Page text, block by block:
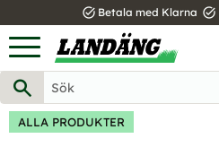
Meny
task_alt Betala med Klarna task_alt
ALLA PRODUKTER